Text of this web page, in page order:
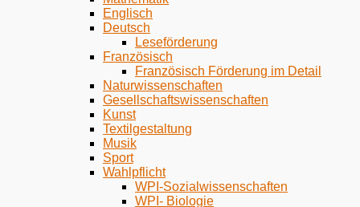
Englisch
Deutsch
Leseförderung
Französisch
Französisch Förderung im Detail
Naturwissenschaften
Gesellschaftswissenschaften
Kunst
Textilgestaltung
Musik
Sport
Wahlpflicht
WPI-Sozialwissenschaften
WPI- Biologie